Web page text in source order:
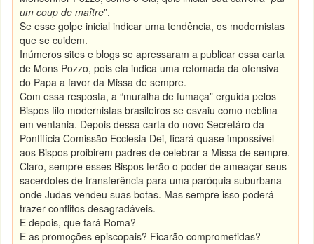
um coup de maître”.
Se esse golpe inicial indicar uma tendência, os modernistas
que se cuidem.
Inúmeros sites e blogs se apressaram a publicar essa carta
de Mons Pozzo, pois ela indica uma retomada da ofensiva
do Papa a favor da Missa de sempre.
Com essa resposta, a “muralha de fumaça” erguida pelos
Bispos filo modernistas brasileiros se esvaiu como neblina
em ventania. Depois dessa carta do novo Secretáro da
Pontifícia Comissão Ecclesia Dei, ficará quase impossível
aos Bispos proibirem padres de celebrar a Missa de sempre.
Claro, sempre esses Bispos terão o poder de ameaçar seus
sacerdotes de transferência para uma paróquia suburbana
onde Judas vendeu suas botas. Mas sempre isso poderá
trazer conflitos desagradáveis.
E depois, que fará Roma?
E as promoções episcopais? Ficarão comprometidas?